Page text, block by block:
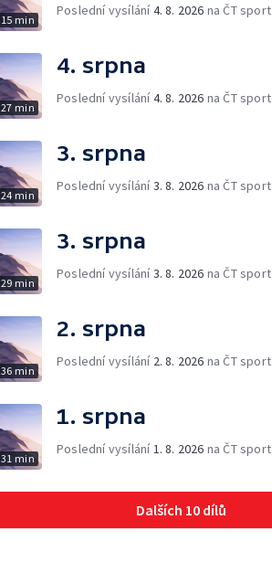
15 min
Poslední vysílání4. 8. 2026 na ČT sport
27 min
4. srpna
Poslední vysílání4. 8. 2026 na ČT sport
24 min
3. srpna
Poslední vysílání3. 8. 2026 na ČT sport
29 min
3. srpna
Poslední vysílání3. 8. 2026 na ČT sport
36 min
2. srpna
Poslední vysílání 2. 8. 2026 na ČT sport
31 min
1. srpna
Poslední vysílání 1. 8. 2026 na ČT sport
Dalších 10 dílů